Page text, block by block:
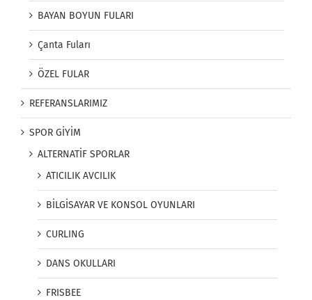
BAYAN BOYUN FULARI
Çanta Fuları
ÖZEL FULAR
REFERANSLARIMIZ
SPOR GİYİM
ALTERNATİF SPORLAR
ATICILIK AVCILIK
BİLGİSAYAR VE KONSOL OYUNLARI
CURLING
DANS OKULLARI
FRISBEE